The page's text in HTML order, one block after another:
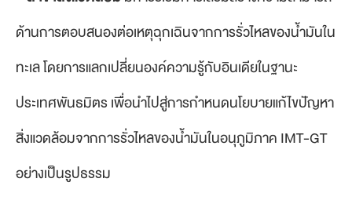
ด้านการตอบสนองต่อเหตุฉุกเฉินจากการรั่วไหลของน้ำมันใน
ทะเล โดยการแลกเปลี่ยนองค์ความรู้กับอินเดียในฐานะ
ประเทศพันธมิตร เพื่อนำไปสู่การกำหนดนโยบายแก้ไขปัญหา
สิ่งแวดล้อมจากการรั่วไหลของน้ำมันในอนุภูมิภาค IMT-GT
อย่างเป็นรูปธรรม